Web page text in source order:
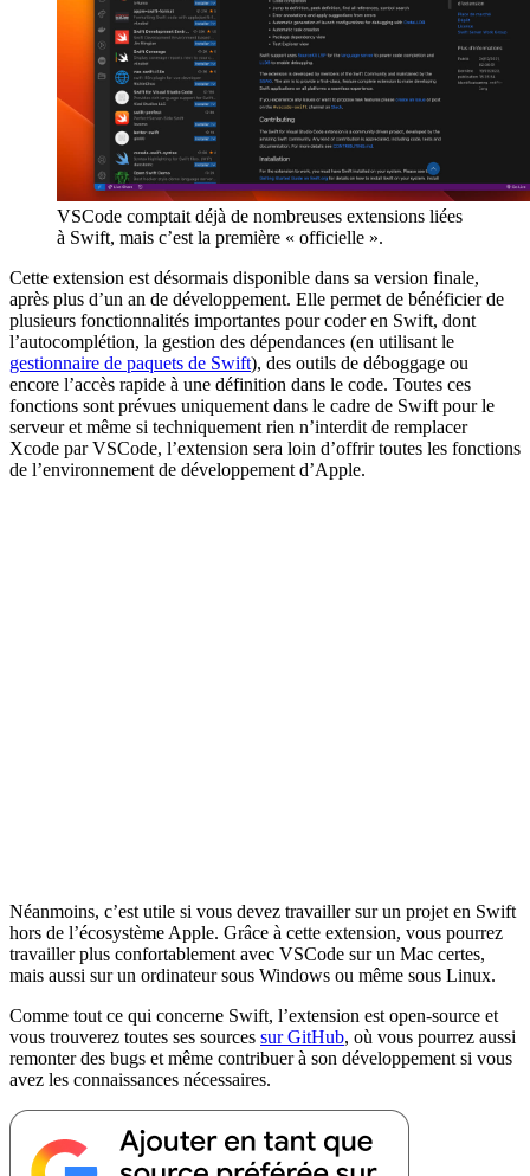
VSCode comptait déjà de nombreuses extensions liées
à Swift, mais c’est la première « officielle ».
Cette extension est désormais disponible dans sa version finale,
après plus d’un an de développement. Elle permet de bénéficier de
plusieurs fonctionnalités importantes pour coder en Swift, dont
l’autocomplétion, la gestion des dépendances (en utilisant le
gestionnaire de paquets de Swift), des outils de déboggage ou
encore l’accès rapide à une définition dans le code. Toutes ces
fonctions sont prévues uniquement dans le cadre de Swift pour le
serveur et même si techniquement rien n’interdit de remplacer
Xcode par VSCode, l’extension sera loin d’offrir toutes les fonctions
de l’environnement de développement d’Apple.
Néanmoins, c’est utile si vous devez travailler sur un projet en Swift
hors de l’écosystème Apple. Grâce à cette extension, vous pourrez
travailler plus confortablement avec VSCode sur un Mac certes,
mais aussi sur un ordinateur sous Windows ou même sous Linux.
Comme tout ce qui concerne Swift, l’extension est open-source et
vous trouverez toutes ses sources sur GitHub, où vous pourrez aussi
remonter des bugs et même contribuer à son développement si vous
avez les connaissances nécessaires.